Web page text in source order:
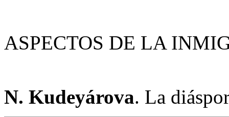
ASPECTOS DE LA
N. Kudeyárova. La